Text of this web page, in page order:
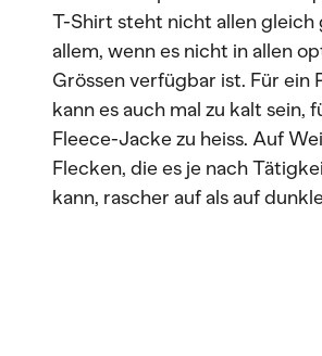
T-Shirt steht nicht allen gleich
allem, wenn es nicht in allen
Grössen verfügbar ist. Für ein
kann es auch mal zu kalt sein,
Fleece-Jacke zu heiss. Auf
Flecken, die es je nach
kann, rascher auf als auf